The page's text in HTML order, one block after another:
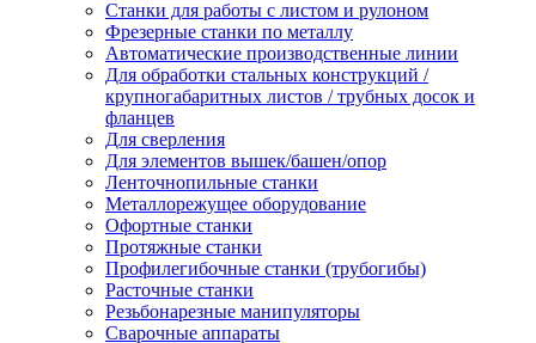
Станки для работы с листом и рулоном
Фрезерные станки по металлу
Автоматические производственные линии
Для обработки стальных конструкций /
крупногабаритных листов / трубных досок и
фланцев
Для сверления
Для элементов вышек/башен/опор
Ленточнопильные станки
Металлорежущее оборудование
Офортные станки
Протяжные станки
Профилегибочные станки (трубогибы)
Расточные станки
Резьбонарезные манипуляторы
Сварочные аппараты